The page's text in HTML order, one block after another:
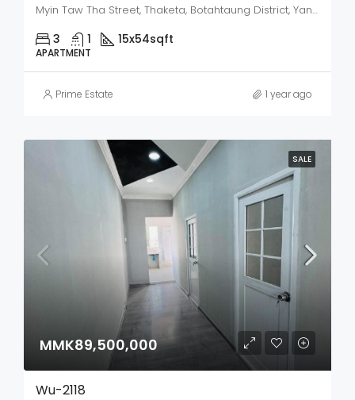
Myin Taw Tha Street, Thaketa, Botahtaung District, Yangon City, Yangon, 11231, Myanmar
3 1 15x54sqft
APARTMENT
Prime Estate 1 year ago
SALE
MMK89,500,000
Wu-2118